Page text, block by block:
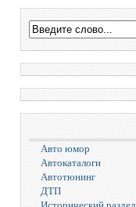
Авто юмор
Автокаталоги
Автотюнинг
ДТП